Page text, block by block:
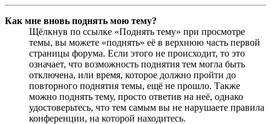
Как мне вновь поднять мою тему?
Щёлкнув по ссылке «Поднять тему» при просмотре
темы, вы можете «поднять» её в верхнюю часть первой
страницы форума. Если этого не происходит, то это
означает, что возможность поднятия тем могла быть
отключена, или время, которое должно пройти до
повторного поднятия темы, ещё не прошло. Также
можно поднять тему, просто ответив на неё, однако
удостоверьтесь, что тем самым вы не нарушаете правила
конференции, на которой находитесь.